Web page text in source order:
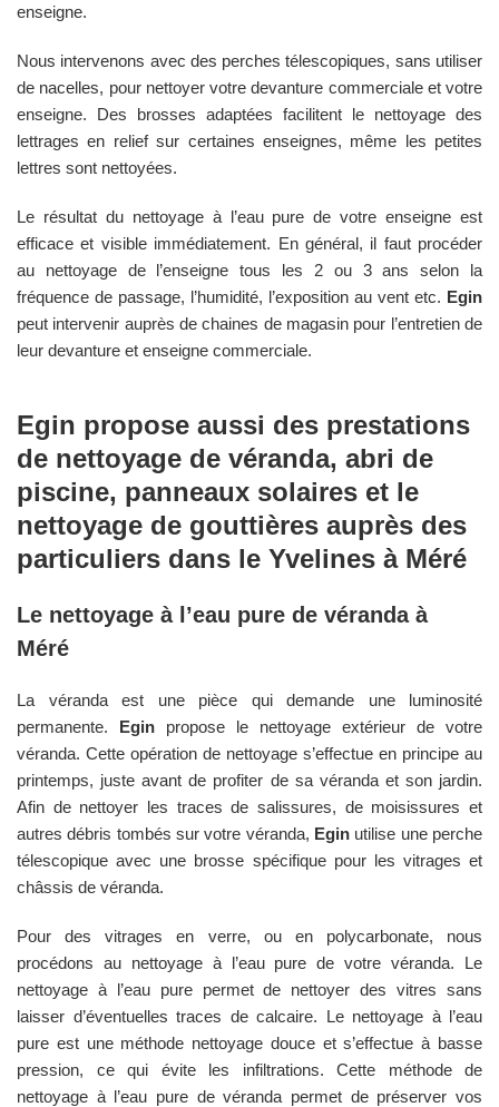
enseigne.
Nous intervenons avec des perches télescopiques, sans utiliser
de nacelles, pour nettoyer votre devanture commerciale et votre
enseigne. Des brosses adaptées facilitent le nettoyage des
lettrages en relief sur certaines enseignes, même les petites
lettres sont nettoyées.
Le résultat du nettoyage à l’eau pure de votre enseigne est
efficace et visible immédiatement. En général, il faut procéder
au nettoyage de l’enseigne tous les 2 ou 3 ans selon la
fréquence de passage, l’humidité, l’exposition au vent etc. Egin
peut intervenir auprès de chaines de magasin pour l’entretien de
leur devanture et enseigne commerciale.
Egin propose aussi des prestations
de nettoyage de véranda, abri de
piscine, panneaux solaires et le
nettoyage de gouttières auprès des
particuliers dans le Yvelines à Méré
Le nettoyage à l’eau pure de véranda à
Méré
La véranda est une pièce qui demande une luminosité
permanente. Egin propose le nettoyage extérieur de votre
véranda. Cette opération de nettoyage s’effectue en principe au
printemps, juste avant de profiter de sa véranda et son jardin.
Afin de nettoyer les traces de salissures, de moisissures et
autres débris tombés sur votre véranda, Egin utilise une perche
télescopique avec une brosse spécifique pour les vitrages et
châssis de véranda.
Pour des vitrages en verre, ou en polycarbonate, nous
procédons au nettoyage à l’eau pure de votre véranda. Le
nettoyage à l’eau pure permet de nettoyer des vitres sans
laisser d’éventuelles traces de calcaire. Le nettoyage à l’eau
pure est une méthode nettoyage douce et s’effectue à basse
pression, ce qui évite les infiltrations. Cette méthode de
nettoyage à l’eau pure de véranda permet de préserver vos